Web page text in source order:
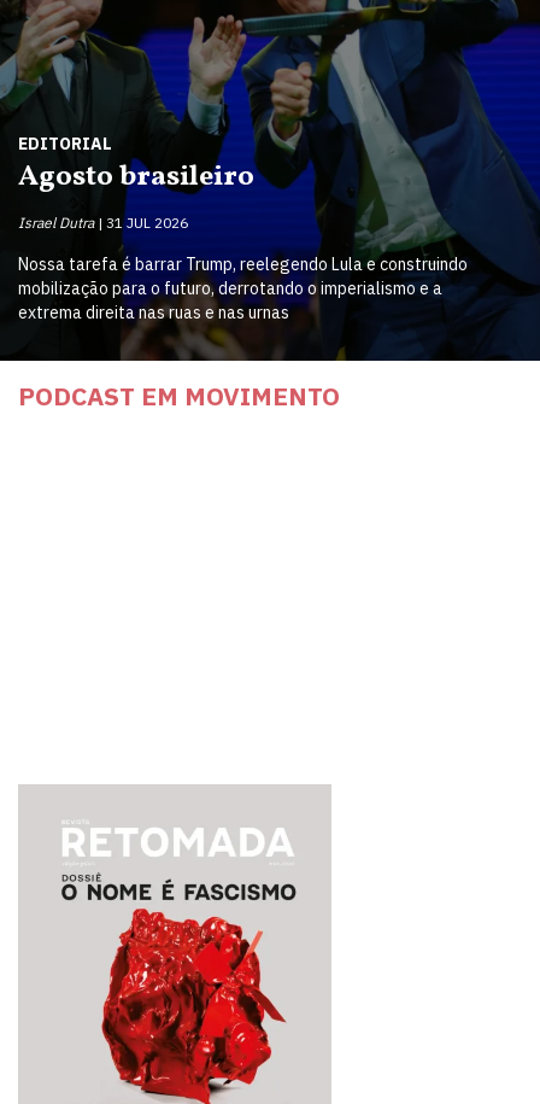
EDITORIAL
Agosto brasileiro
Israel Dutra 31 JUL 2026
Nossa tarefa é barrar Trump, reelegendo Lula e construindo
mobilização para o futuro, derrotando o imperialismo e a
extrema direita nas ruas e nas urnas
PODCAST EM MOVIMENTO